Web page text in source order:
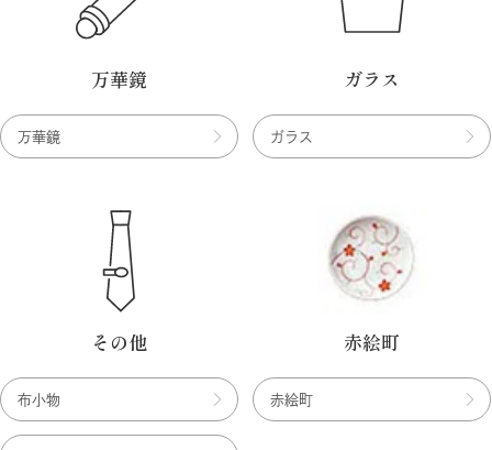
万華鏡
万華鏡
ガラス
ガラス
その他
布小物
赤絵町
赤絵町